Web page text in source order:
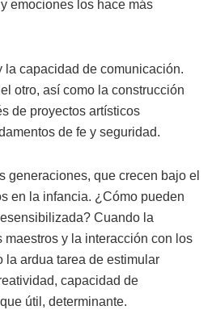
emociones los hace más
la capacidad de comunicación.
otro, así como la construcción
de proyectos artísticos
de fe y seguridad.
generaciones, que crecen bajo el
en la infancia. ¿Cómo pueden
Cuando la
y la interacción con los
la ardua tarea de estimular
capacidad de
útil, determinante.